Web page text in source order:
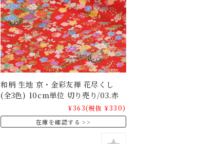
和柄 生地 京・金彩友禅 花尽くし
(全3色) 10cm単位 切り売り/03.赤
¥363(税抜 ¥330)
在庫を確認する